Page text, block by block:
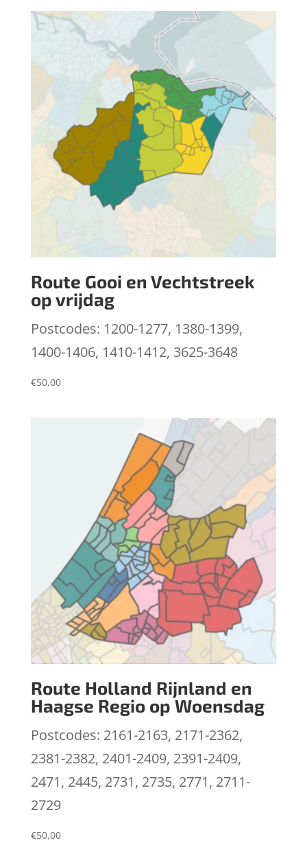
Route Gooi en Vechtstreek
op vrijdag
Postcodes: 1200-1277, 1380-1399,
1400-1406, 1410-1412, 3625-3648
€50,00
Route Holland Rijnland en
Haagse Regio op Woensdag
Postcodes: 2161-2163, 2171-2362,
2381-2382, 2401-2409, 2391-2409,
2471, 2445, 2731, 2735, 2771, 2711-
2729
€50,00